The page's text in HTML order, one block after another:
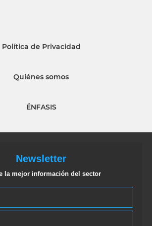
Política de Privacidad
Quiénes somos
ÉNFASIS
Newsletter
la mejor información del sector